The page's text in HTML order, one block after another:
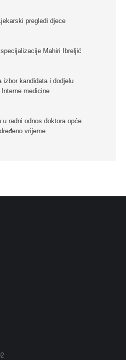
pregledi djece
Mahiri Ibreljić
izbor kandidata i dodjelu
medicine
u radni odnos doktora opće
vrijeme